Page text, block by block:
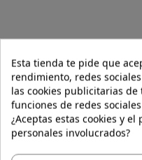
30ml 75ml
Esta tienda te pide que
rendimiento, redes
las cookies publicitarias
funciones de redes
¿Aceptas estas cookies y
personales involucrados?